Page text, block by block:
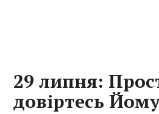
29 липня:
довіртесь